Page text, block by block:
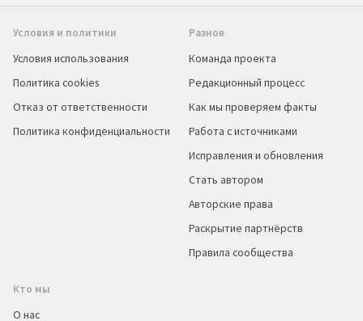
Условия и политики
Условия использования
Политика cookies
Отказ от ответственности
Политика конфиденциальности
Разное
Команда проекта
Редакционный процесс
Как мы проверяем факты
Работа с источниками
Исправления и обновления
Стать автором
Авторские права
Раскрытие партнёрств
Правила сообщества
Кто мы
О нас